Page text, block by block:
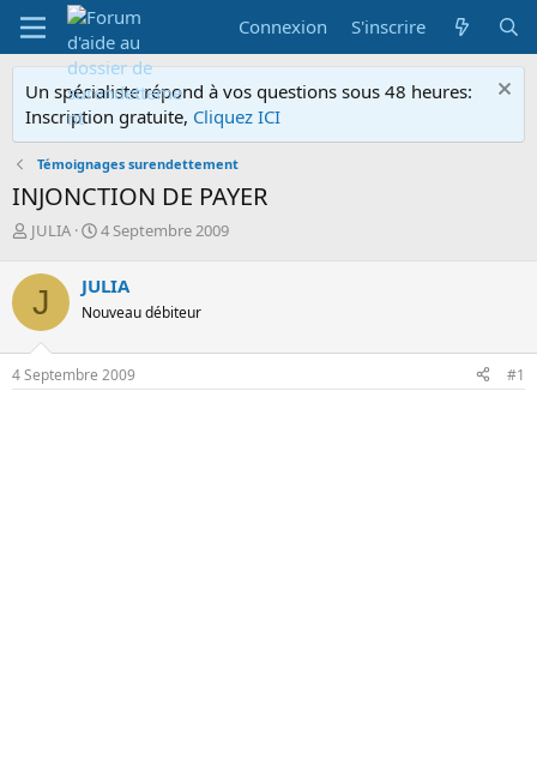
Connexion S'inscrire
Un spécialiste répond à vos questions sous 48 heures:
Inscription gratuite, Cliquez ICI
Témoignages surendettement
INJONCTION DE PAYER
A
t
u
r
d
e
JULIA
D
e
d
d
é
4 Septembre 2009
J JULIA
Nouveau débiteur
4 Septembre 2009 #1